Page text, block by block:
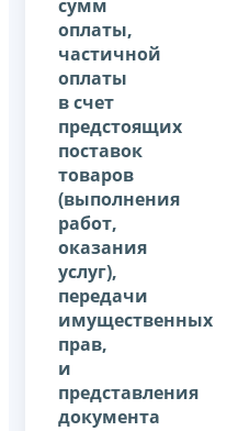
сумм
оплаты,
частичной
оплаты
в счет
предстоящих
поставок
товаров
(выполнения
работ,
оказания
услуг),
передачи
имущественных
прав,
и
представления
документа